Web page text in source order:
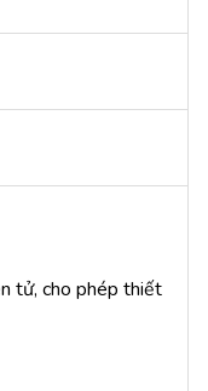
tử, cho phép thiết